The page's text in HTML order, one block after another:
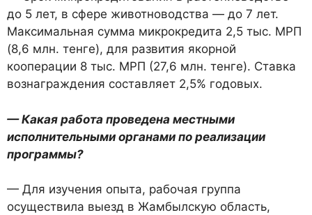
до 5 лет, в сфере животноводства — до 7 лет.
Максимальная сумма микрокредита 2,5 тыс. МРП
(8,6 млн. тенге), для развития якорной
кооперации 8 тыс. МРП (27,6 млн. тенге). Ставка
вознаграждения составляет 2,5% годовых.
— Какая работа проведена местными
исполнительными органами по реализации
программы?
— Для изучения опыта, рабочая группа
осуществила выезд в Жамбылскую область,